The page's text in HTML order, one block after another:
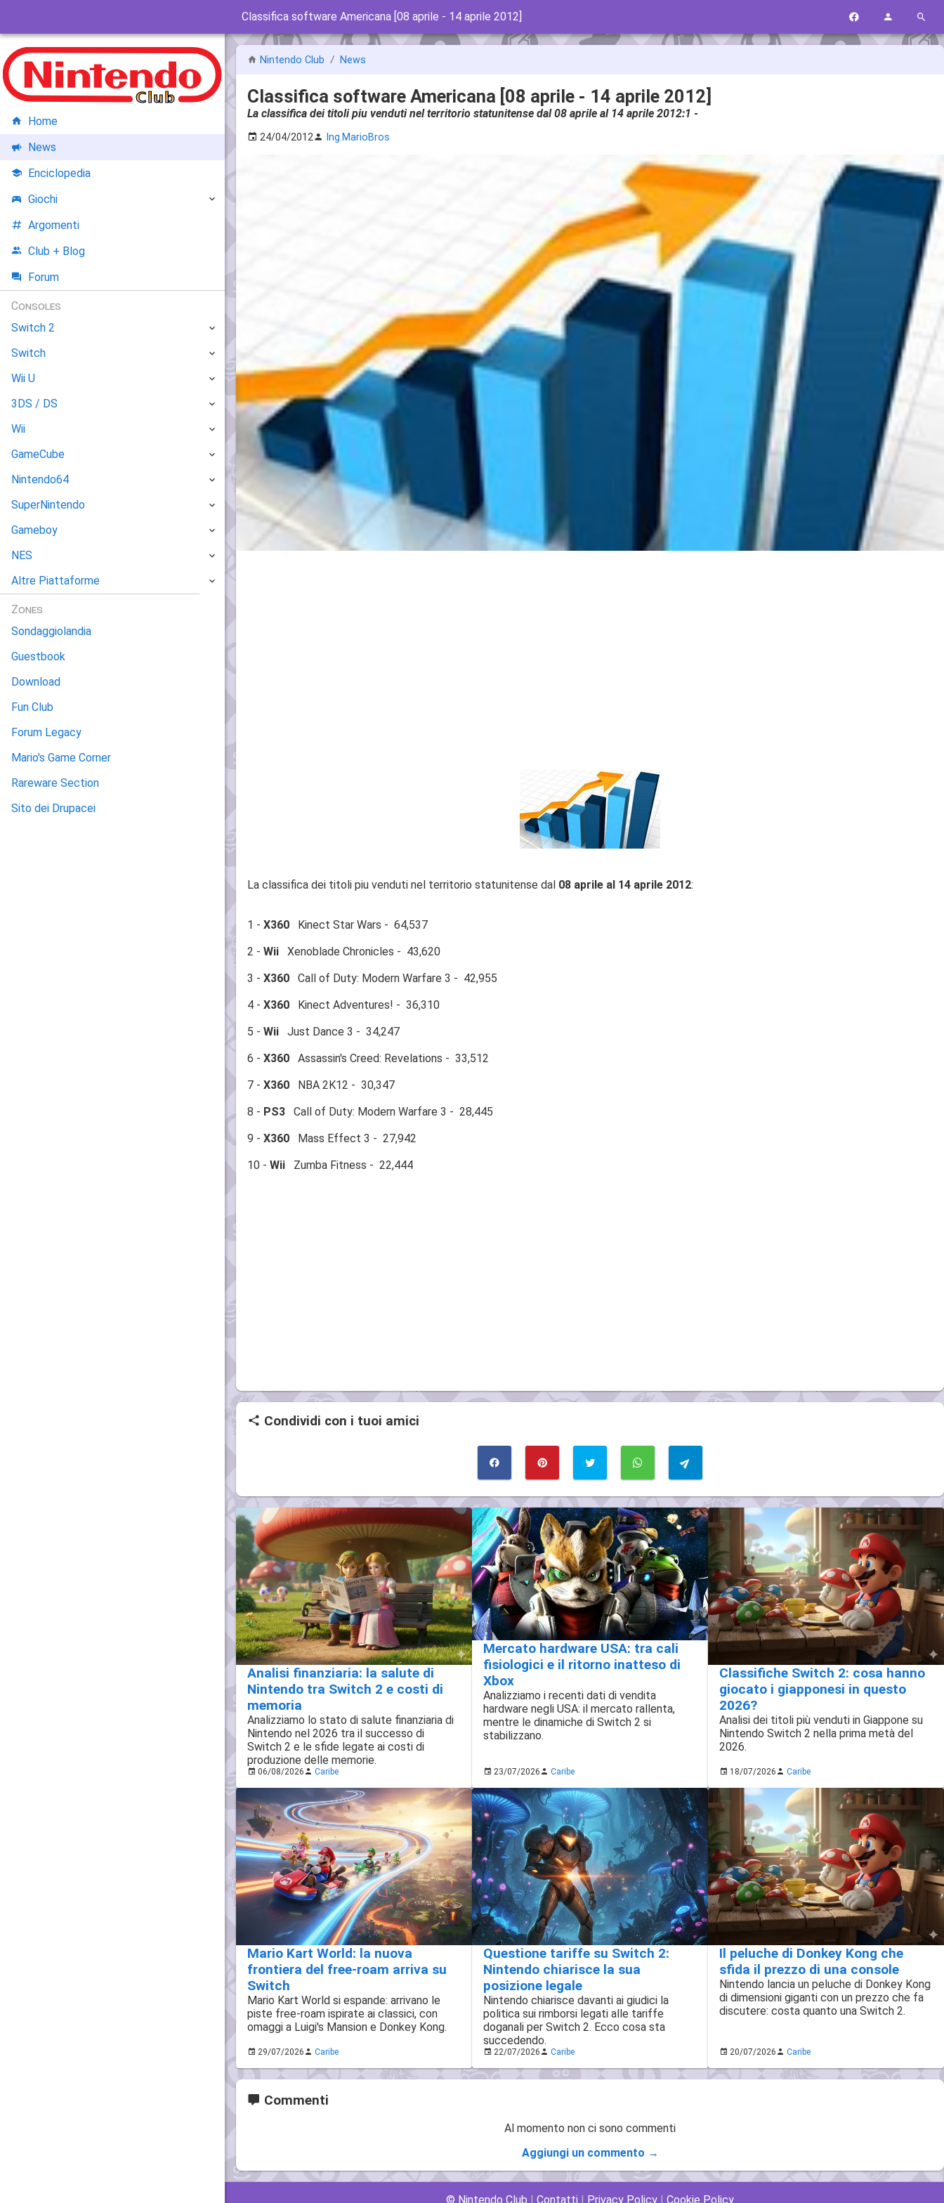
Classifica software Americana [08 aprile - 14 aprile 2012]
Nintendo Club News
Classifica software Americana [08 aprile - 14 aprile 2012]
La classifica dei titoli piu venduti nel territorio statunitense dal 08 aprile al 14 aprile 2012:1 -
24/04/2012 Ing.MarioBros
La classifica dei titoli piu venduti nel territorio statunitense dal 08 aprile al 14 aprile 2012:
1 - X360 Kinect Star Wars - 64,537
2 - Wii Xenoblade Chronicles - 43,620
3 - X360 Call of Duty: Modern Warfare 3 - 42,955
4 - X360 Kinect Adventures! - 36,310
5 - Wii Just Dance 3 - 34,247
6 - X360 Assassin's Creed: Revelations - 33,512
7 - X360 NBA 2K12 - 30,347
8 - PS3 Call of Duty: Modern Warfare 3 - 28,445
9 - X360 Mass Effect 3 - 27,942
10 - Wii Zumba Fitness - 22,444
Condividi con i tuoi amici
Analisi finanziaria: la salute di
Nintendo tra Switch 2 e costi di
memoria
Analizziamo lo stato di salute finanziaria di
Nintendo nel 2026 tra il successo di
Switch 2 e le sfide legate ai costi di
produzione delle memorie.
06/08/2026 Caribe
Mercato hardware USA: tra cali
fisiologici e il ritorno inatteso di
Xbox
Analizziamo i recenti dati di vendita
hardware negli USA: il mercato rallenta,
mentre le dinamiche di Switch 2 si
stabilizzano.
23/07/2026 Caribe
Classifiche Switch 2: cosa hanno
giocato i giapponesi in questo
2026?
Analisi dei titoli più venduti in Giappone su
Nintendo Switch 2 nella prima metà del
2026.
18/07/2026 Caribe
Mario Kart World: la nuova
frontiera del free-roam arriva su
Switch
Mario Kart World si espande: arrivano le
piste free-roam ispirate ai classici, con
omaggi a Luigi's Mansion e Donkey Kong.
29/07/2026 Caribe
Questione tariffe su Switch 2:
Nintendo chiarisce la sua
posizione legale
Nintendo chiarisce davanti ai giudici la
politica sui rimborsi legati alle tariffe
doganali per Switch 2. Ecco cosa sta
succedendo.
22/07/2026 Caribe
Il peluche di Donkey Kong che
sfida il prezzo di una console
Nintendo lancia un peluche di Donkey Kong
di dimensioni giganti con un prezzo che fa
discutere: costa quanto una Switch 2.
20/07/2026 Caribe
Commenti
Al momento non ci sono commenti
Aggiungi un commento →
Home
News
Enciclopedia
Giochi
Argomenti
Club + Blog
Forum
Consoles
Switch 2
Switch
Wii U
3DS / DS
Wii
GameCube
Nintendo64
SuperNintendo
Gameboy
NES
Altre Piattaforme
Zones
Sondaggiolandia
Guestbook
Download
Fun Club
Forum Legacy
Mario's Game Corner
Rareware Section
Sito dei Drupacei
© Nintendo Club | Contatti | Privacy Policy | Cookie Policy